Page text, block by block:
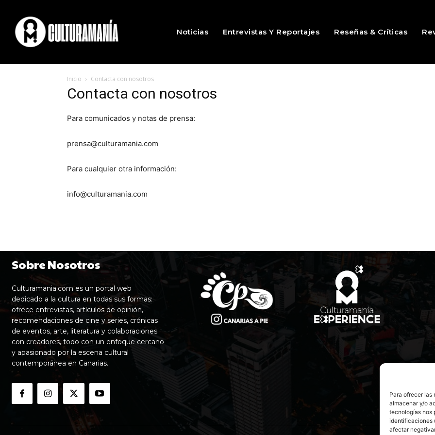
Para ofrecer las
almacenar y/o
tecnologías nos
identificaciones
afectar
Noticias Entrevistas Y Reportajes Reseñas & Críticas
Inicio Contacta con nosotros
Contacta con nosotros
Para comunicados y notas de prensa:
prensa@culturamania.com
Para cualquier otra información:
info@culturamania.com
Sobre Nosotros
Culturamania.com es un portal web
dedicado a la cultura en todas sus formas:
ofrece entrevistas, artículos de opinión,
recomendaciones de cine y series, crónicas
de eventos, arte, literatura y colaboraciones
con creadores, todo con un enfoque cercano
y apasionado por la escena cultural
contemporánea en Canarias.